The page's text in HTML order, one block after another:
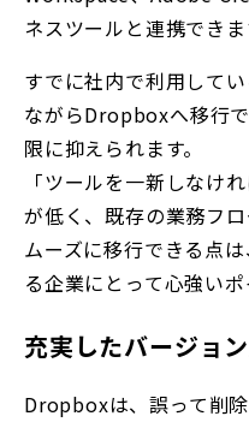
ネスツールと連携できま
すでに社内で利用して
ながらDropboxへ移行
限に抑えられます。
「ツールを一新しなけ
が低く、既存の業務フ
ムーズに移行できる点
る企業にとって心強いポ
充実したバージョ
Dropboxは、誤って削